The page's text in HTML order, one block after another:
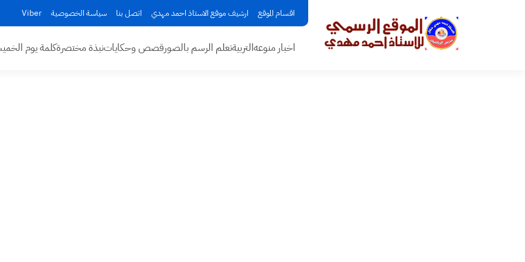
اقسام الموقع ارشيف موقع الاستاذ احمد مهدي اتصل بنا سياسة الخصوصية Viber
اخبار منوعهالتربيةتعلم الرسم بالصورقصص وحكاياتنبذة مختصرةكلمة يوم